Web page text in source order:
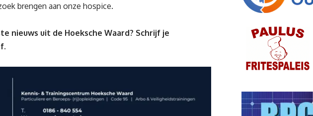
brengen aan onze hospice.
nieuws uit de Hoeksche Waard? Schrijf je